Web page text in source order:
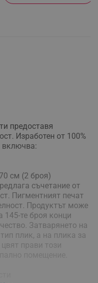
предоставя
Изработен от 100%
включва:
см (2 броя)
съчетание от
Пигментният печат
Продуктът може
145-те броя конци
Затварянето на
плик, а на плика за
прави този